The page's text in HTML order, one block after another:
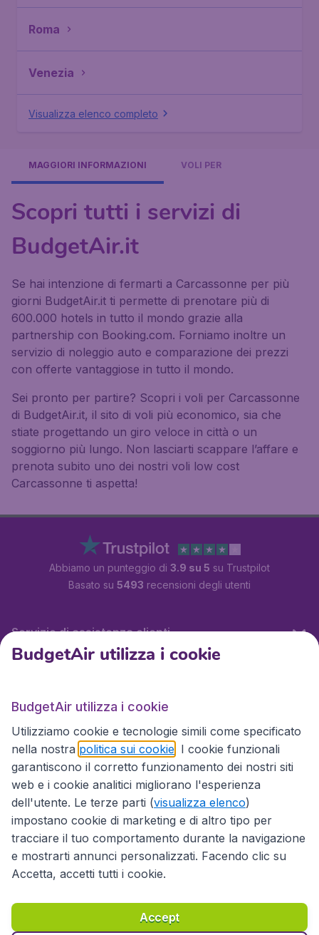
Roma
Venezia
Visualizza elenco completo
MAGGIORI INFORMAZIONI VOLI PER
Scopri tutti i servizi di
BudgetAir.it
Se hai intenzione di fermarti a Carcassonne per più
giorni BudgetAir.it ti permette di prenotare più di
600.000 hotels in tutto il mondo grazie alla
partnership con Booking.com. Forniamo inoltre un
servizio di noleggio auto e comparazione dei prezzi
con offerte vantaggiose in tutto il mondo.
Sei pronto per partire? Scopri i voli per Carcassonne
di BudgetAir.it, il sito di voli più economico, sia che
stiate progettando un giro veloce in città o un
soggiorno più lungo. Non lasciarti scappare l’affare e
prenota subito uno dei nostri voli low cost
Carcassonne ti aspetta!
Abbiamo un punteggio di 3.9 su 5 su Trustpilot
Basato su 5493 recensioni degli utenti
Servizio di assistenza clienti
Siti internazionali
Esonero di responsabilità
Diritto d'autore © 2026
BudgetAir utilizza i cookie
BudgetAir utilizza i cookie
Utilizziamo cookie e tecnologie simili come specificato
nella nostra politica sui cookie . I cookie funzionali
garantiscono il corretto funzionamento dei nostri siti
web e i cookie analitici migliorano l'esperienza
dell'utente. Le terze parti (visualizza elenco)
impostano cookie di marketing e di altro tipo per
tracciare il tuo comportamento durante la navigazione
e mostrarti annunci personalizzati. Facendo clic su
Accetta, accetti tutti i cookie.
Accept